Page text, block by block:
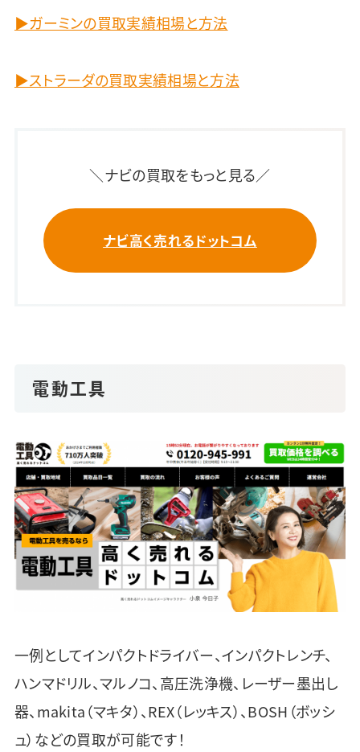
▶ガーミンの買取実績相場と方法
▶ストラーダの買取実績相場と方法
＼ナビの買取をもっと見る／
ナビ高く売れるドットコム
電動工具
一例としてインパクトドライバー、インパクトレンチ、
ハンマドリル、マルノコ、高圧洗浄機、レーザー墨出し
器、makita（マキタ）、REX（レッキス）、BOSH（ボッシ
ュ）などの買取が可能です！